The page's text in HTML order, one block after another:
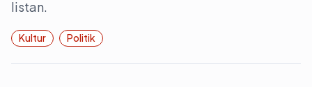
listan.
Kultur Politik